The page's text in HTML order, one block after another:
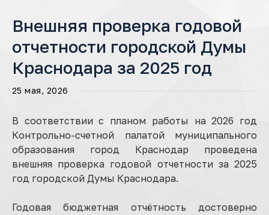
Внешняя проверка годовой
отчетности городской Думы
Краснодара за 2025 год
25 мая, 2026
В соответствии с планом работы на 2026 год
Контрольно-счетной палатой муниципального
образования город Краснодар проведена
внешняя проверка годовой отчетности за 2025
год городской Думы Краснодара.
Годовая бюджетная отчётность достоверно